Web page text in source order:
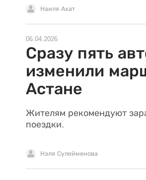
Наиля Ахат
06.04.2026
Сразу пять
изменили
Астане
Жителям рекомендуют
поездки.
Нэля Сулейменова